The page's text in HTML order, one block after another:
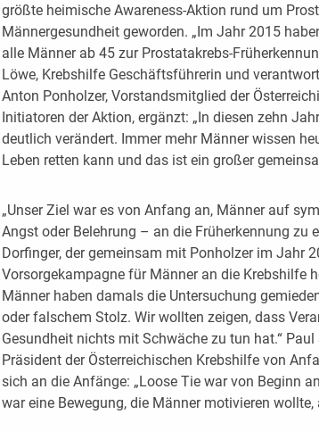
größte heimische Awareness-Aktion rund um
Männergesundheit geworden. „Im Jahr 2015
alle Männer ab 45 zur Prostatakrebs-
Löwe, Krebshilfe Geschäftsführerin und
Anton Ponholzer, Vorstandsmitglied der
Initiatoren der Aktion, ergänzt: „In diesen zehn
deutlich verändert. Immer mehr Männer wissen
Leben retten kann und das ist ein großer
„Unser Ziel war es von Anfang an, Männer auf
Angst oder Belehrung – an die Früherkennung zu
Dorfinger, der gemeinsam mit Ponholzer im Jahr
Vorsorgekampagne für Männer an die Krebshilfe
Männer haben damals die Untersuchung
oder falschem Stolz. Wir wollten zeigen, dass
Gesundheit nichts mit Schwäche zu tun hat.“
Präsident der Österreichischen Krebshilfe von
sich an die Anfänge: „Loose Tie war von Beginn
war eine Bewegung, die Männer motivieren wollte,